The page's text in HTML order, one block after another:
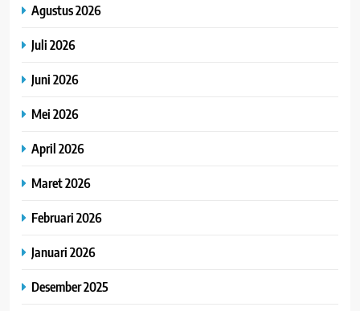
Agustus 2026
Juli 2026
Juni 2026
Mei 2026
April 2026
Maret 2026
Februari 2026
Januari 2026
Desember 2025